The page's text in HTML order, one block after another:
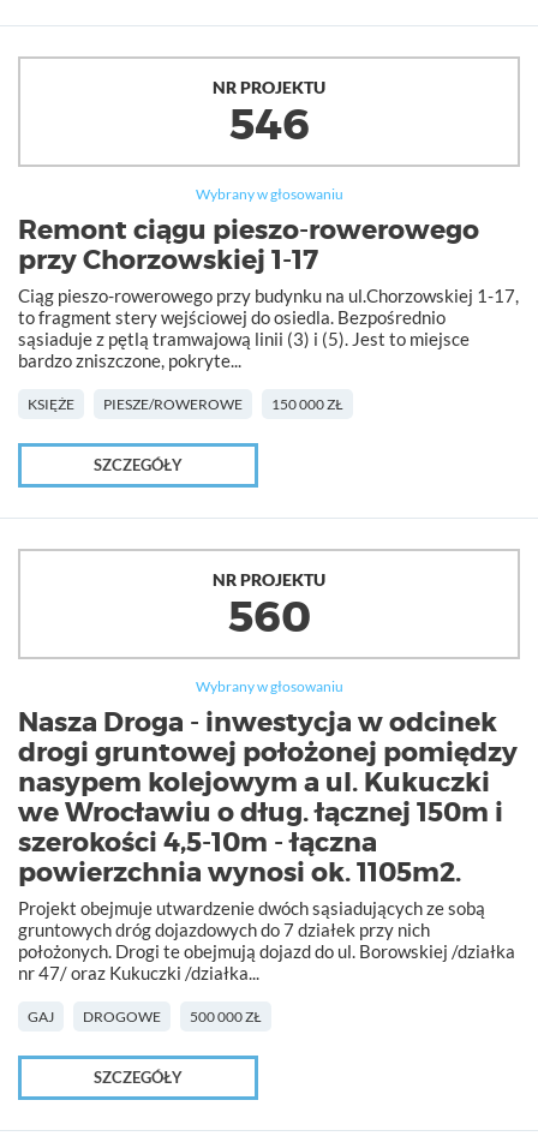
NR PROJEKTU
546
Wybrany w głosowaniu
Remont ciągu pieszo-rowerowego
przy Chorzowskiej 1-17
Ciąg pieszo-rowerowego przy budynku na ul.Chorzowskiej 1-17,
to fragment stery wejściowej do osiedla. Bezpośrednio
sąsiaduje z pętlą tramwajową linii (3) i (5). Jest to miejsce
bardzo zniszczone, pokryte...
KSIĘŻE PIESZE/ROWEROWE 150 000 ZŁ
SZCZEGÓŁY
NR PROJEKTU
560
Wybrany w głosowaniu
Nasza Droga - inwestycja w odcinek
drogi gruntowej położonej pomiędzy
nasypem kolejowym a ul. Kukuczki
we Wrocławiu o dług. łącznej 150m i
szerokości 4,5-10m - łączna
powierzchnia wynosi ok. 1105m2.
Projekt obejmuje utwardzenie dwóch sąsiadujących ze sobą
gruntowych dróg dojazdowych do 7 działek przy nich
położonych. Drogi te obejmują dojazd do ul. Borowskiej /działka
nr 47/ oraz Kukuczki /działka...
GAJ DROGOWE 500 000 ZŁ
SZCZEGÓŁY